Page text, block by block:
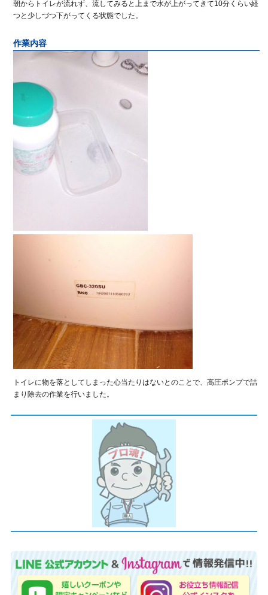
朝からトイレが流れず、流してみると上まで水が上がってきて10分くらい経
つと少しづつ下がってくる状態でした。
作業内容
トイレに物を落としてしまった心当たりはないとのことで、高圧ポンプで詰
まり除去の作業を行いました。